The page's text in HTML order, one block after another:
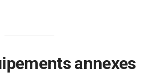
annexes